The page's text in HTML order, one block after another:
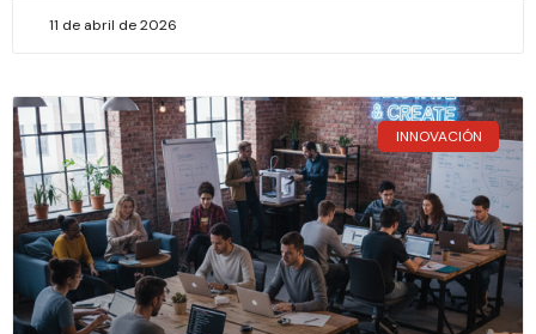
11 de abril de 2026
INNOVACIÓN